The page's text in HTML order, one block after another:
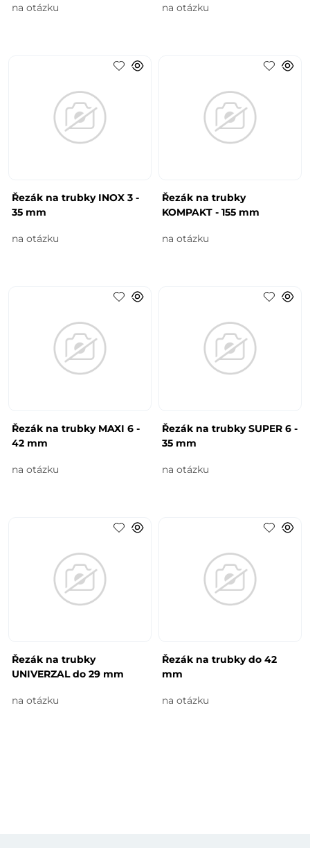
na otázku na otázku
Řezák na trubky INOX 3 -
35 mm
na otázku
Řezák na trubky
KOMPAKT - 155 mm
na otázku
Řezák na trubky MAXI 6 -
42 mm
na otázku
Řezák na trubky SUPER 6 -
35 mm
na otázku
Řezák na trubky
UNIVERZAL do 29 mm
na otázku
Řezák na trubky do 42
mm
na otázku